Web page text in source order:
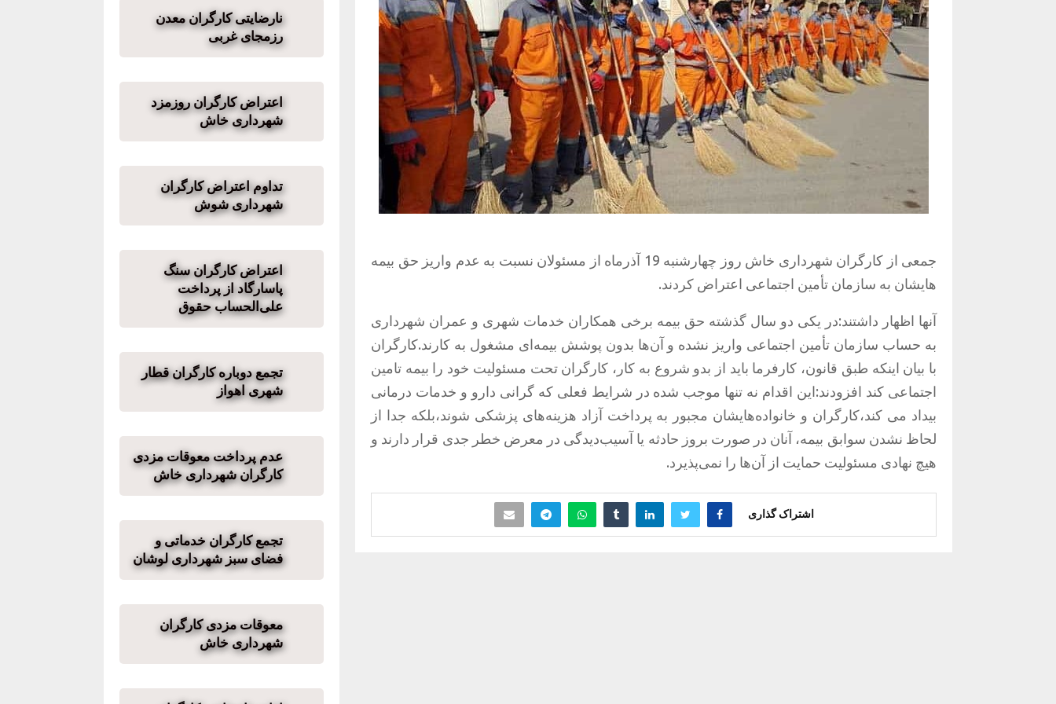
جمعی از کارگران شهرداری خاش روز چهارشنبه 19 آذرماه از مسئولان نسبت به عدم واریز حق بیمه
هایشان به سازمان تأمین اجتماعی اعتراض کردند.
آنها اظهار داشتند:در یکی دو سال گذشته حق بیمه برخی همکاران خدمات شهری و عمران شهرداری
به حساب سازمان تأمین اجتماعی واریز نشده و آن‌ها بدون پوشش بیمه‌ای مشغول به کارند.کارگران
با بیان اینکه طبق قانون، کارفرما باید از بدو شروع به کار، کارگران تحت مسئولیت خود را بیمه تامین
اجتماعی کند افزودند:این اقدام نه تنها موجب شده در شرایط فعلی که گرانی دارو و خدمات درمانی
بیداد می کند،کارگران و خانواده‌هایشان مجبور به پرداخت آزاد هزینه‌های پزشکی شوند،بلکه جدا از
لحاظ نشدن سوابق بیمه، آنان در صورت بروز حادثه یا آسیب‌دیدگی در معرض خطر جدی قرار دارند و
هیچ نهادی مسئولیت حمایت از آن‌ها را نمی‌پذیرد.
اشتراک گذاری
نارضایتی کارگران معدن
رزمجای غربی
اعتراض کارگران روزمزد
شهرداری خاش
تداوم اعتراض کارگران
شهرداری شوش
اعتراض کارگران سنگ
پاسارگاد از پرداخت
علی‌الحساب حقوق
تجمع دوباره کارگران قطار
شهری اهواز
عدم پرداخت معوقات مزدی
کارگران شهرداری خاش
تجمع کارگران خدماتی و
فضای سبز شهرداری لوشان
معوقات مزدی کارگران
شهرداری خاش